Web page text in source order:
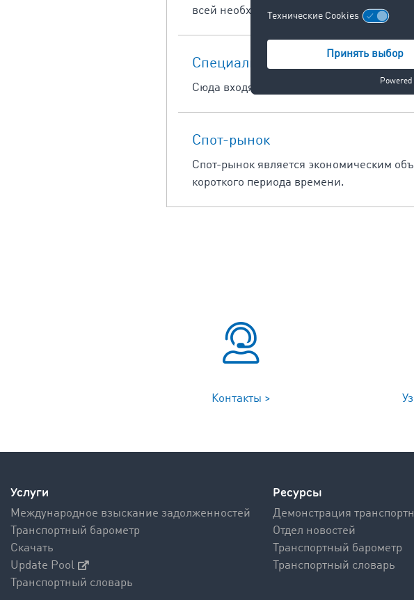
всей необходимой информацией.
Cпециальный транспорт
Сюда входят перевозки таких грузов,
Cпот-рынок
Спот-рынок является экономическим
короткого периода времени.
Контакты >
Услуги
Международное взыскание задолженностей
Транспортный барометр
Скачать
Update Pool
Транспортный словарь
Ресурсы
Демонстрация
Отдел новостей
Транспортный барометр
Транспортный словарь